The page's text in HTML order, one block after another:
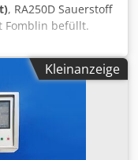
, RA250D Sauerstoff
Fomblin befüllt.
h, Ab Lager
Sauerstoff
R Trne Apbsa
Kleinanzeige